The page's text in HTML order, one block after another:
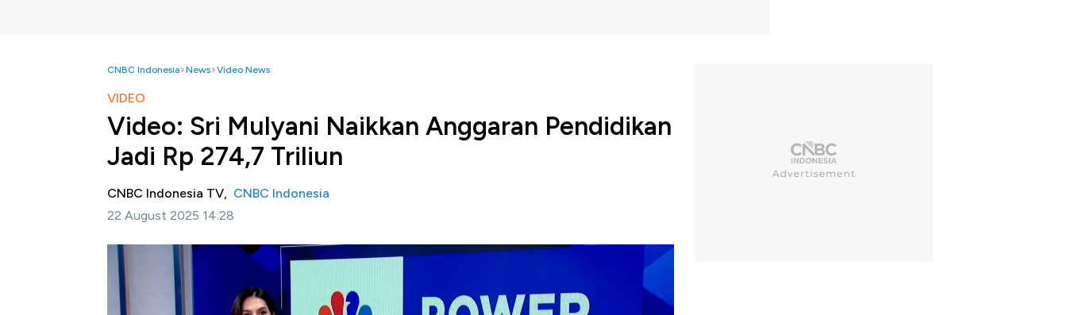
CNBC Indonesia News Video News
VIDEO
Video: Sri Mulyani Naikkan Anggaran Pendidikan
Jadi Rp 274,7 Triliun
CNBC Indonesia TV, CNBC Indonesia
22 August 2025 14:28
Jakarta, CNBC Indonesia-
Menteri Keuangan Sri Mulyani Indrawati mengoreksi anggaran
pendidikan untuk guru, dosen, dan tenaga pendidik. Dari sebelumnya Rp 178,7 triliun, menjadi Rp
274,7 triliun dalam rancangan anggaran pendapatan dan belanja negara 2026.